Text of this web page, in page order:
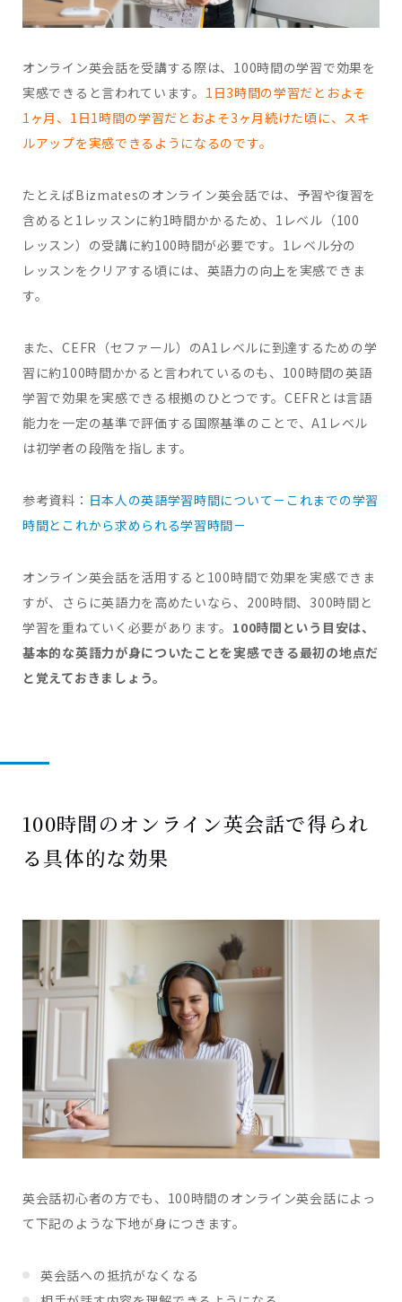
オンライン英会話を受講する際は、100時間の学習で効果を
実感できると言われています。 1日3時間の学習だとおよそ
1ヶ月、1日1時間の学習だとおよそ3ヶ月続けた頃に、スキ
ルアップを実感できるようになるのです。
たとえばBizmatesのオンライン英会話では、予習や復習を
含めると1レッスンに約1時間かかるため、1レベル（100
レッスン）の受講に約100時間が必要です。1レベル分の
レッスンをクリアする頃には、英語力の向上を実感できま
す。
また、CEFR（セファール）のA1レベルに到達するための学
習に約100時間かかると言われているのも、100時間の英語
学習で効果を実感できる根拠のひとつです。CEFRとは言語
能力を一定の基準で評価する国際基準のことで、A1レベル
は初学者の段階を指します。
参考資料： 日本人の英語学習時間について－これまでの学習
時間とこれから求められる学習時間－
オンライン英会話を活用すると100時間で効果を実感できま
すが、さらに英語力を高めたいなら、200時間、300時間と
学習を重ねていく必要があります。 100時間という目安は、
基本的な英語力が身についたことを実感できる最初の地点だ
と覚えておきましょう。
100時間のオンライン英会話で得られ
る具体的な効果
英会話初心者の方でも、100時間のオンライン英会話によっ
て下記のような下地が身につきます。
英会話への抵抗がなくなる